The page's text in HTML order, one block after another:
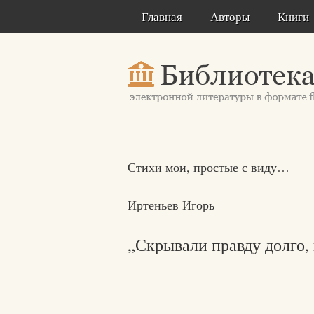
Главная Авторы Книги
Стихи мои, простые с виду…
Иртеньев Игорь
„Скрывали правду